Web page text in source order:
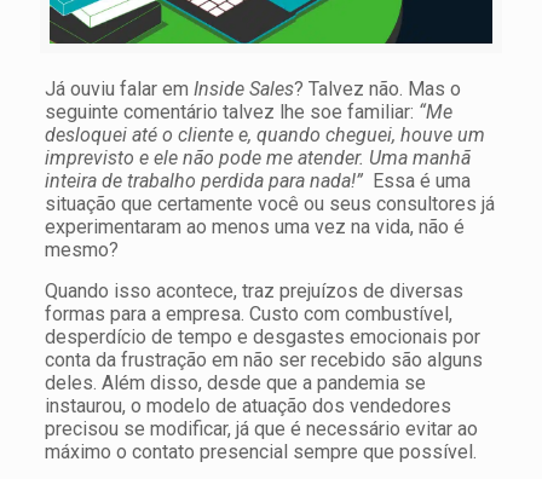
Já ouviu falar em Inside Sales? Talvez não. Mas o
seguinte comentário talvez lhe soe familiar: “Me
desloquei até o cliente e, quando cheguei, houve um
imprevisto e ele não pode me atender. Uma manhã
inteira de trabalho perdida para nada!” Essa é uma
situação que certamente você ou seus consultores já
experimentaram ao menos uma vez na vida, não é
mesmo?
Quando isso acontece, traz prejuízos de diversas
formas para a empresa. Custo com combustível,
desperdício de tempo e desgastes emocionais por
conta da frustração em não ser recebido são alguns
deles. Além disso, desde que a pandemia se
instaurou, o modelo de atuação dos vendedores
precisou se modificar, já que é necessário evitar ao
máximo o contato presencial sempre que possível.